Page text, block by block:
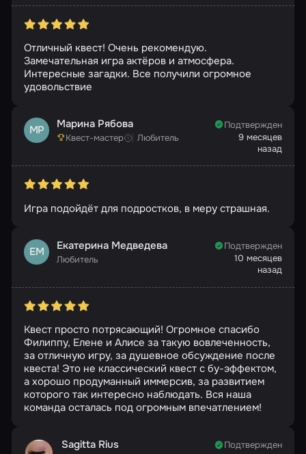
Отличный квест! Очень рекомендую.
Замечательная игра актёров и атмосфера.
Интересные загадки. Все получили огромное
удовольствие
МР Марина Рябова
Квест-мастер Любитель
Подтвержден
9 месяцев
назад
Игра подойдёт для подростков, в меру страшная.
ЕМ Екатерина Медведева
Любитель
Подтвержден
10 месяцев
назад
Квест просто потрясающий! Огромное спасибо
Филиппу, Елене и Алисе за такую вовлеченность,
за отличную игру, за душевное обсуждение после
квеста! Это не классический квест с бу-эффектом,
а хорошо продуманный иммерсив, за развитием
которого так интересно наблюдать. Вся наша
команда осталась под огромным впечатлением!
Sagitta Rius
Подтвержден